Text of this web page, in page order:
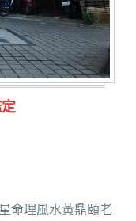
主量子生基造命
命理風水黃鼎頤老